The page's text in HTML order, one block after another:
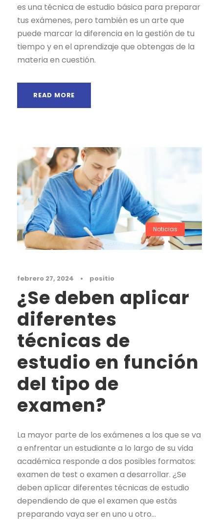
es una técnica de estudio básica para preparar
tus exámenes, pero también es un arte que
puede marcar la diferencia en la gestión de tu
tiempo y en el aprendizaje que obtengas de la
materia en cuestión.
READ MORE
Noticias
febrero 27, 2024 • positio
¿Se deben aplicar
diferentes
técnicas de
estudio en función
del tipo de
examen?
La mayor parte de los exámenes a los que se va
a enfrentar un estudiante a lo largo de su vida
académica responde a dos posibles formatos:
examen de test o examen a desarrollar. ¿Se
deben aplicar diferentes técnicas de estudio
dependiendo de que el examen que estás
preparando vaya ser en uno u otro...